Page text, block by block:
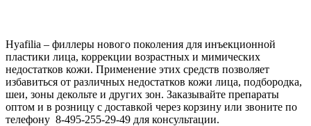
Hyafilia – филлеры нового поколения для инъекционной
пластики лица, коррекции возрастных и мимических
недостатков кожи. Применение этих средств позволяет
избавиться от различных недостатков кожи лица, подбородка,
шеи, зоны декольте и других зон. Заказывайте препараты
оптом и в розницу с доставкой через корзину или звоните по
телефону 8-495-255-29-49 для консультации.